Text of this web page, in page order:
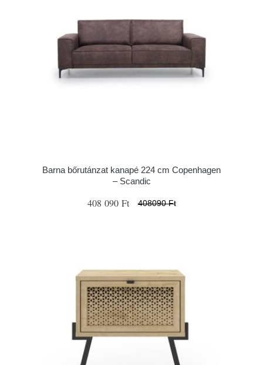
Barna bőrutánzat kanapé 224 cm Copenhagen
– Scandic
408 090 Ft 408090 Ft